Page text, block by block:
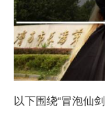
以下围绕“冒泡仙剑